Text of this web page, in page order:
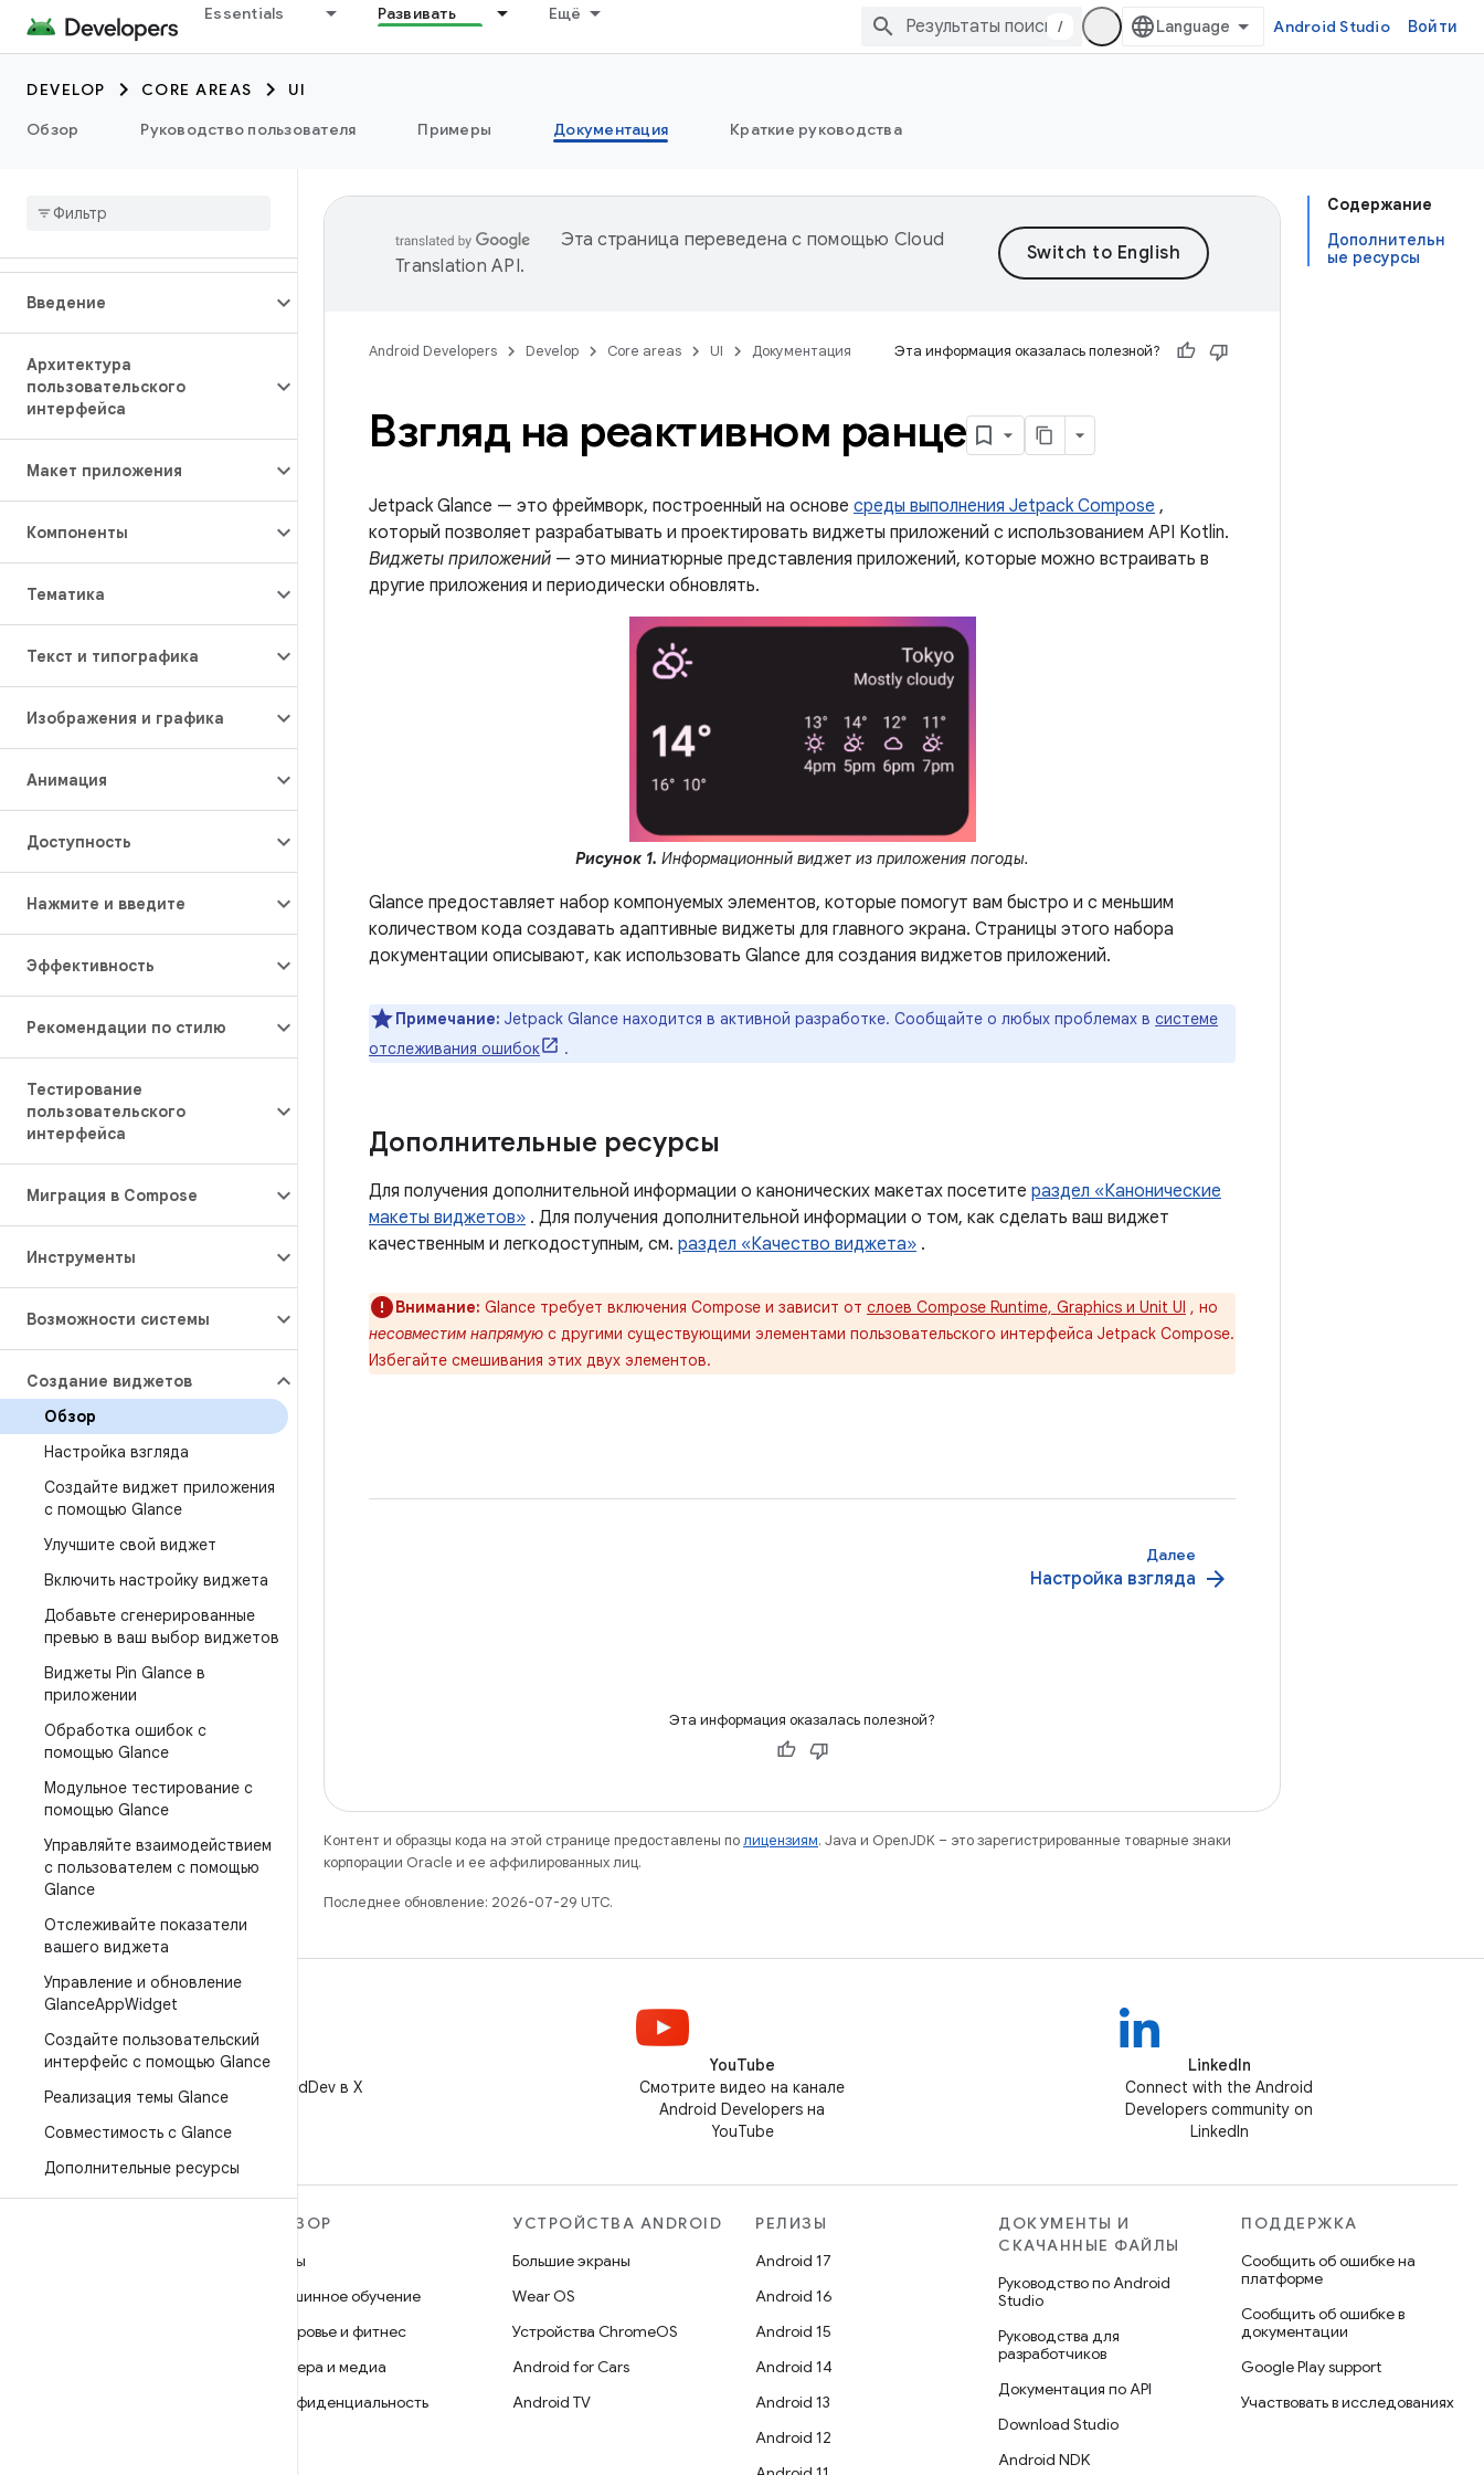
Essentials Развивать Ещё
/ Android Studio Войти
DEVELOP CORE AREAS
UI
Обзор
Руководство пользователя Примеры Документация Краткие руководства
Введение
Архитектура
пользовательского
интерфейса
Макет приложения
Компоненты
Тематика
Текст и типографика
Изображения и графика
Анимация
Доступность
Нажмите и введите
Эффективность
Рекомендации по стилю
Тестирование
пользовательского
интерфейса
Миграция в Compose
Инструменты
Возможности системы
Создание виджетов
Обзор
Настройка взгляда
Создайте виджет приложения
с помощью Glance
Улучшите свой виджет
Включить настройку виджета
Добавьте сгенерированные
превью в ваш выбор виджетов
Виджеты Pin Glance в
приложении
Обработка ошибок с
помощью Glance
Модульное тестирование с
помощью Glance
Управляйте взаимодействием
с пользователем с помощью
Glance
Отслеживайте показатели
вашего виджета
Управление и обновление
GlanceAppWidget
Создайте пользовательский
интерфейс с помощью Glance
Реализация темы Glance
Совместимость с Glance
Дополнительные ресурсы
Содержание
Дополнительн
ые ресурсы
Эта страница переведена с помощью Cloud
Translation API.
Android Developers Develop Core areas UI Документация Эта информация оказалась полезной?
Взгляд на реактивном ранце
Jetpack Glance — это фреймворк, построенный на основе среды выполнения Jetpack Compose ,
который позволяет разрабатывать и проектировать виджеты приложений с использованием API Kotlin.
Виджеты приложений — это миниатюрные представления приложений, которые можно встраивать в
другие приложения и периодически обновлять.
Рисунок 1. Информационный виджет из приложения погоды.
Glance предоставляет набор компонуемых элементов, которые помогут вам быстро и с меньшим
количеством кода создавать адаптивные виджеты для главного экрана. Страницы этого набора
документации описывают, как использовать Glance для создания виджетов приложений.
Примечание: Jetpack Glance находится в активной разработке. Сообщайте о любых проблемах в системе
отслеживания ошибок
.
Дополнительные ресурсы
Для получения дополнительной информации о канонических макетах посетите раздел «Канонические
макеты виджетов» . Для получения дополнительной информации о том, как сделать ваш виджет
качественным и легкодоступным, см. раздел «Качество виджета» .
Внимание: Glance требует включения Compose и зависит от слоев Compose Runtime, Graphics и Unit UI , но
несовместим напрямую с другими существующими элементами пользовательского интерфейса Jetpack Compose.
Избегайте смешивания этих двух элементов.
Далее
Настройка взгляда arrow_forward
Эта информация оказалась полезной?
Контент и образцы кода на этой странице предоставлены полицензиям. Java и OpenJDK – это зарегистрированные товарные знаки
корпорации Oracle и ее аффилированных лиц.
Последнее обновление: 2026-07-29 UTC.
X
Читайте @AndroidDev в X
YouTube
Смотрите видео на канале
Android Developers на
YouTube
LinkedIn
Connect with the Android
Developers community on
LinkedIn
ОБЗОР
Игры
Машинное обучение
Здоровье и фитнес
Камера и медиа
Конфиденциальность
УСТРОЙСТВА ANDROID
Большие экраны
Wear OS
Устройства ChromeOS
Android for Cars
Android TV
РЕЛИЗЫ
Android 17
Android 16
Android 15
Android 14
Android 13
Android 12
ДОКУМЕНТЫ И
СКАЧАННЫЕ ФАЙЛЫ
Руководство по Android
Studio
Руководства для
разработчиков
Документация по API
Download Studio
Android NDK
ПОДДЕРЖКА
Сообщить об ошибке на
платформе
Сообщить об ошибке в
документации
Google Play support
Участвовать в исследованиях